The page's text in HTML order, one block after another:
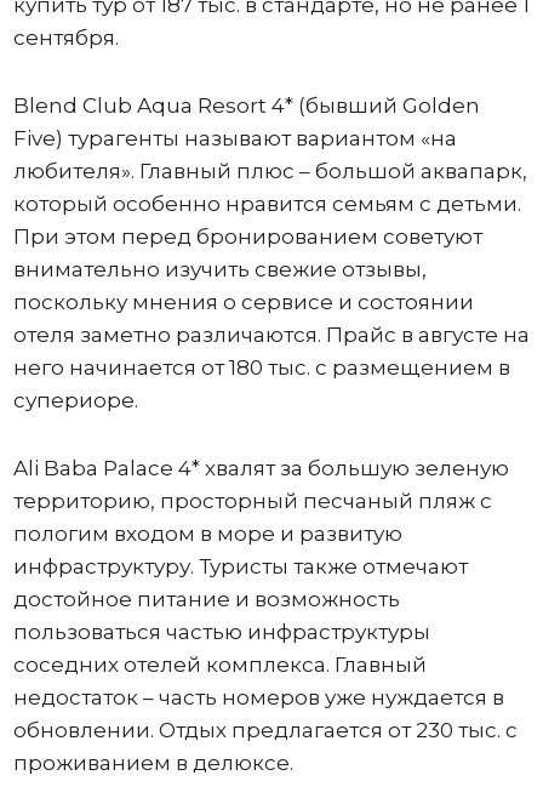
купить тур от 187 тыс. в стандарте, но не ранее 1
сентября.
Blend Club Aqua Resort 4* (бывший Golden
Five) турагенты называют вариантом «на
любителя». Главный плюс – большой аквапарк,
который особенно нравится семьям с детьми.
При этом перед бронированием советуют
внимательно изучить свежие отзывы,
поскольку мнения о сервисе и состоянии
отеля заметно различаются. Прайс в августе на
него начинается от 180 тыс. с размещением в
супериоре.
Ali Baba Palace 4* хвалят за большую зеленую
территорию, просторный песчаный пляж с
пологим входом в море и развитую
инфраструктуру. Туристы также отмечают
достойное питание и возможность
пользоваться частью инфраструктуры
соседних отелей комплекса. Главный
недостаток – часть номеров уже нуждается в
обновлении. Отдых предлагается от 230 тыс. с
проживанием в делюксе.